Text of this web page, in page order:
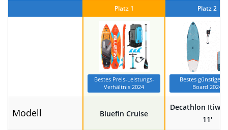
Makaio Kula Nui 11.5
schnitten in unserem
SUP
besonders gut ab und sind daher
sehr gute Alternativen zum Makaio Kula Nui
Platz 2